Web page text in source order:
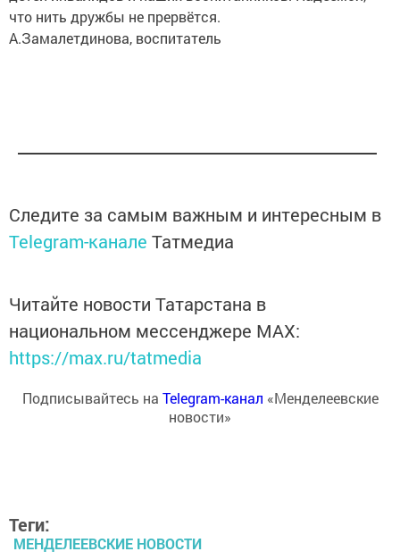
что нить дружбы не прервётся.
А.Замалетдинова, воспитатель
Следите за самым важным и интересным в
Telegram-канале Татмедиа
Читайте новости Татарстана в
национальном мессенджере MАХ:
https://max.ru/tatmedia
Подписывайтесь на Telegram-канал «Менделеевские
новости»
Теги:
МЕНДЕЛЕЕВСКИЕ НОВОСТИ